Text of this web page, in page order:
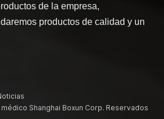
de la empresa,
productos de calidad y un
Shanghai Boxun Corp. Reservados